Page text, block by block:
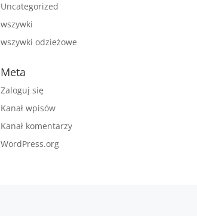
Uncategorized
wszywki
wszywki odzieżowe
Meta
Zaloguj się
Kanał wpisów
Kanał komentarzy
WordPress.org